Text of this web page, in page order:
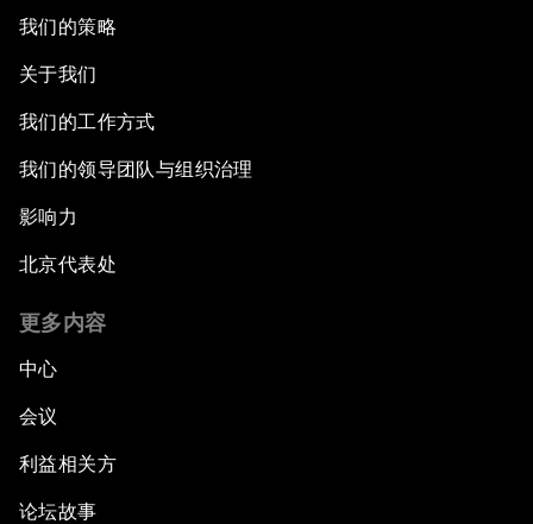
我们的策略
关于我们
我们的工作方式
我们的领导团队与组织治理
影响力
北京代表处
更多内容
中心
会议
利益相关方
论坛故事